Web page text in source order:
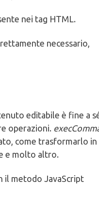
nei tag HTML.
necessario,
editabile è fine a
operazioni.
come trasformarlo in
e molto altro.
il metodo JavaScript